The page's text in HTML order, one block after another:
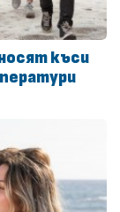
къси